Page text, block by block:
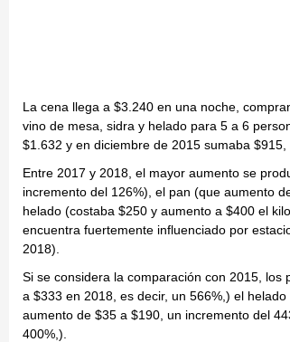
La cena llega a $3.240 en una noche,
vino de mesa, sidra y helado para 5 a 6
$1.632 y en diciembre de 2015 sumaba
Entre 2017 y 2018, el mayor aumento se
incremento del 126%), el pan (que aumento
helado (costaba $250 y aumento a $400 el
encuentra fuertemente influenciado por
2018).
Si se considera la comparación con 2015,
a $333 en 2018, es decir, un 566%,) el
aumento de $35 a $190, un incremento del
400%,).